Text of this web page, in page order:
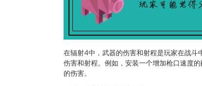
在辐射4中，武器的伤害和射程是玩家在战
伤害和射程。例如，安装一个增加枪口速度
的伤害。